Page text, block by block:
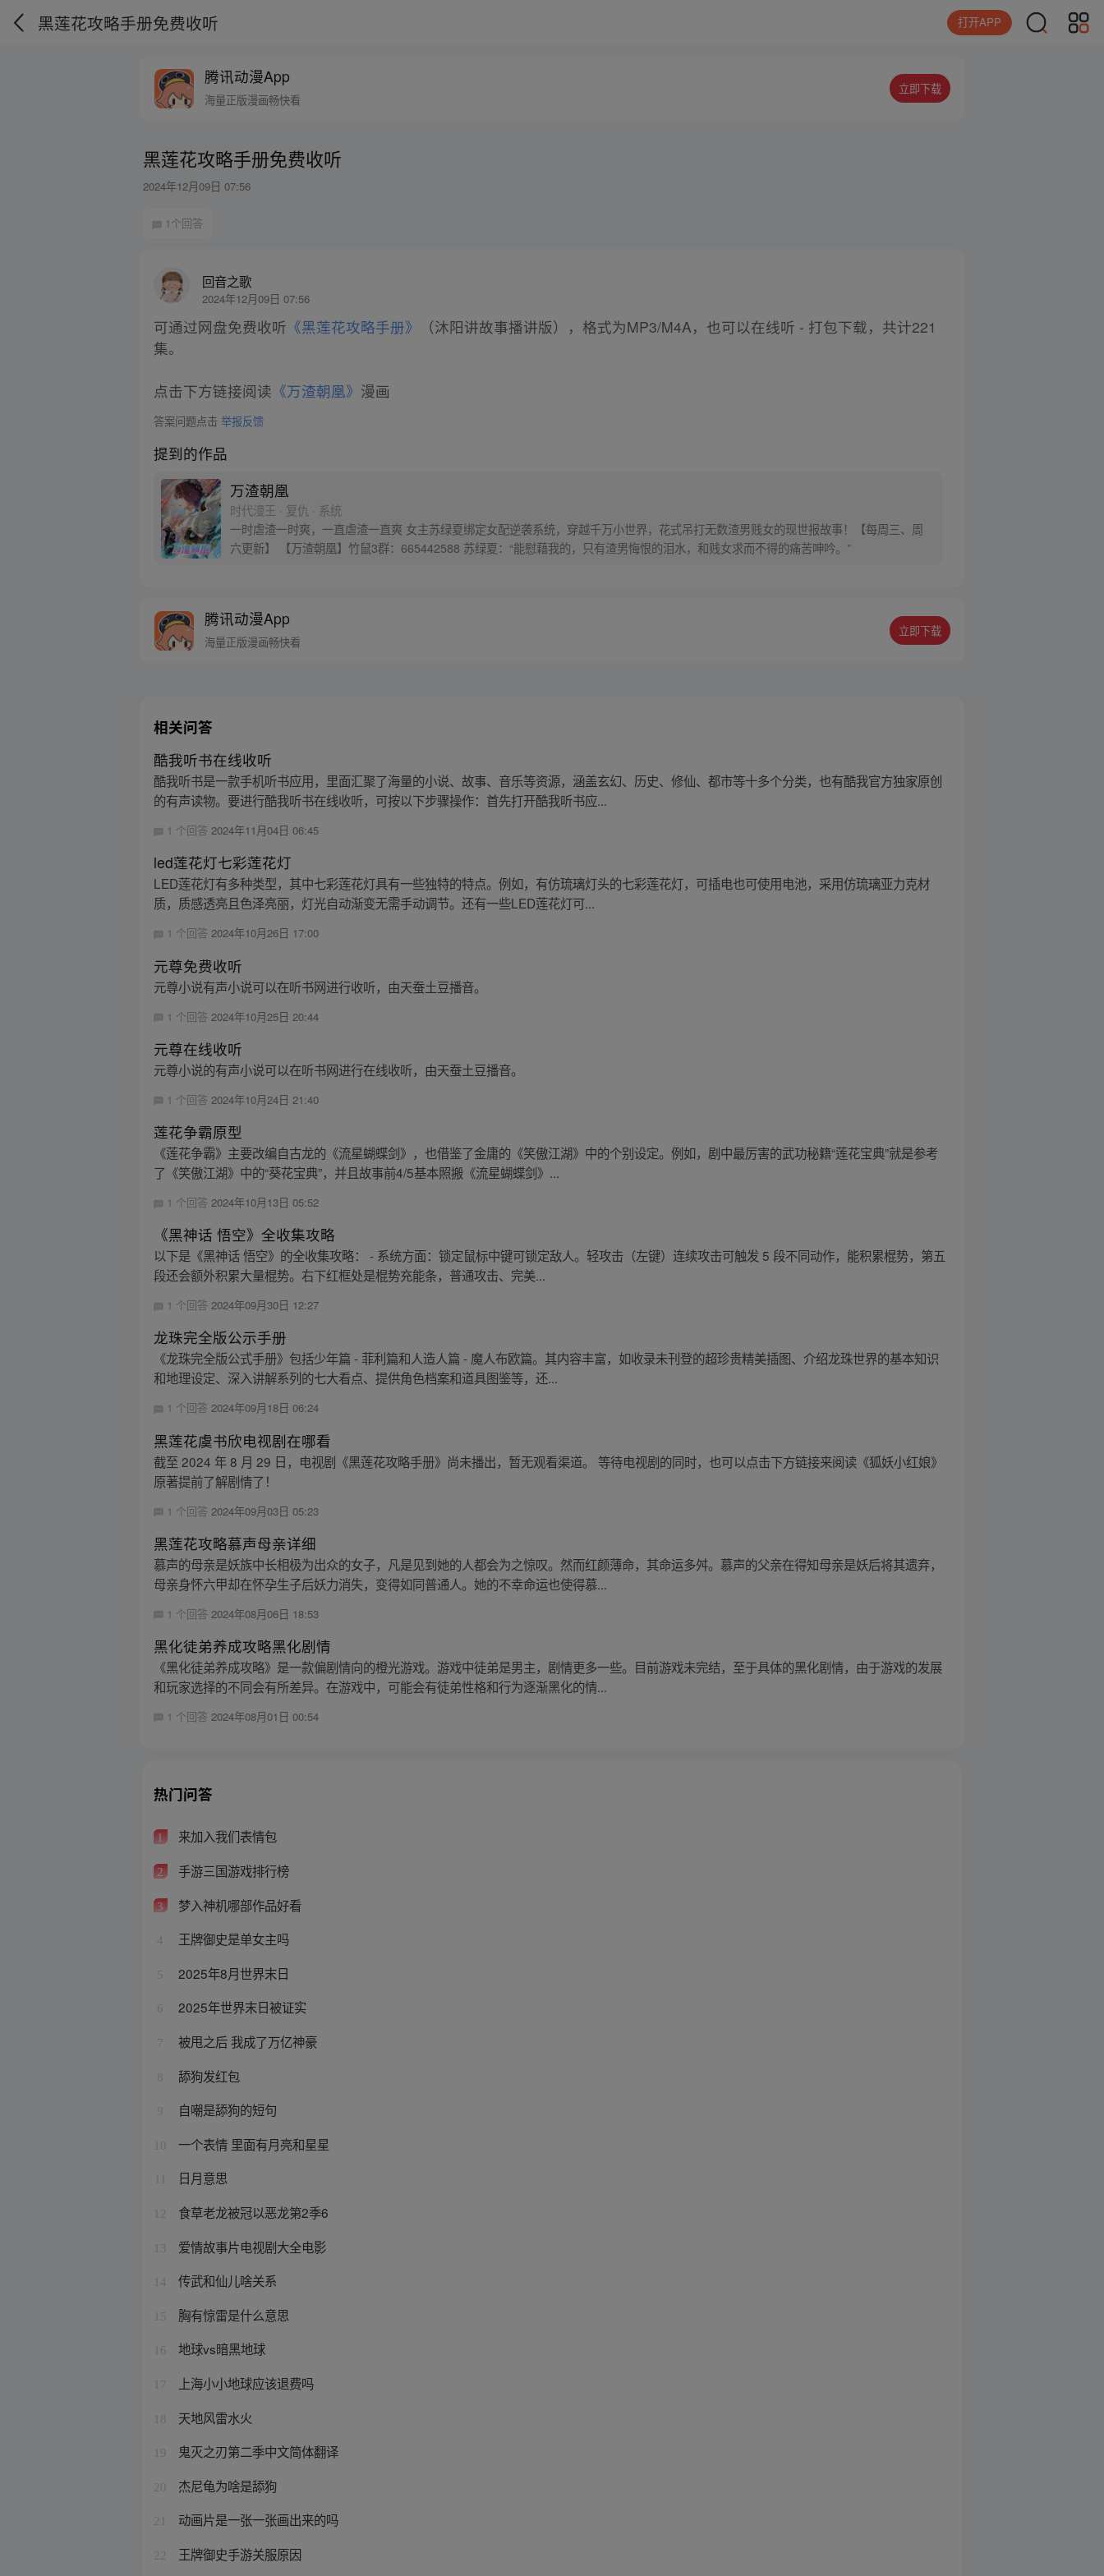
黑莲花攻略手册免费收听 打开APP
腾讯动漫App
海量正版漫画畅快看
立即下载
黑莲花攻略手册免费收听
2024年12月09日 07:56
1个回答
回音之歌
2024年12月09日 07:56
可通过网盘免费收听 《黑莲花攻略手册》
（沐阳讲故事播讲版），格式为MP3/M4A，也可以在线听 - 打包下载，共计221
集。
点击下方链接阅读 《万渣朝凰》 漫画
答案问题点击举报反馈
提到的作品
万渣朝凰
时代漫王 · 复仇 · 系统
一时虐渣一时爽，一直虐渣一直爽 女主苏绿夏绑定女配逆袭系统，穿越千万小世界，花式吊打无数渣男贱女的现世报故事！【每周三、周
六更新】 【万渣朝凰】竹鼠3群：665442588 苏绿夏：“能慰藉我的，只有渣男悔恨的泪水，和贱女求而不得的痛苦呻吟。”
腾讯动漫App
海量正版漫画畅快看
立即下载
相关问答
酷我听书在线收听
酷我听书是一款手机听书应用，里面汇聚了海量的小说、故事、音乐等资源，涵盖玄幻、历史、修仙、都市等十多个分类，也有酷我官方独家原创
的有声读物。要进行酷我听书在线收听，可按以下步骤操作：首先打开酷我听书应...
1 个回答2024年11月04日 06:45
led莲花灯七彩莲花灯
LED莲花灯有多种类型，其中七彩莲花灯具有一些独特的特点。例如，有仿琉璃灯头的七彩莲花灯，可插电也可使用电池，采用仿琉璃亚力克材
质，质感透亮且色泽亮丽，灯光自动渐变无需手动调节。还有一些LED莲花灯可...
1 个回答2024年10月26日 17:00
元尊免费收听
元尊小说有声小说可以在听书网进行收听，由天蚕土豆播音。
1 个回答 2024年10月25日 20:44
元尊在线收听
元尊小说的有声小说可以在听书网进行在线收听，由天蚕土豆播音。
1 个回答 2024年10月24日 21:40
莲花争霸原型
《莲花争霸》主要改编自古龙的《流星蝴蝶剑》，也借鉴了金庸的《笑傲江湖》中的个别设定。例如，剧中最厉害的武功秘籍“莲花宝典”就是参考
了《笑傲江湖》中的“葵花宝典”，并且故事前4/5基本照搬《流星蝴蝶剑》...
1 个回答2024年10月13日 05:52
《黑神话 悟空》全收集攻略
以下是《黑神话 悟空》的全收集攻略： - 系统方面：锁定鼠标中键可锁定敌人。轻攻击（左键）连续攻击可触发 5 段不同动作，能积累棍势，第五
段还会额外积累大量棍势。右下红框处是棍势充能条，普通攻击、完美...
1 个回答2024年09月30日 12:27
龙珠完全版公示手册
《龙珠完全版公式手册》包括少年篇 - 菲利篇和人造人篇 - 魔人布欧篇。其内容丰富，如收录未刊登的超珍贵精美插图、介绍龙珠世界的基本知识
和地理设定、深入讲解系列的七大看点、提供角色档案和道具图鉴等，还...
1 个回答2024年09月18日 06:24
黑莲花虞书欣电视剧在哪看
截至 2024 年 8 月 29 日，电视剧《黑莲花攻略手册》尚未播出，暂无观看渠道。 等待电视剧的同时，也可以点击下方链接来阅读《狐妖小红娘》
原著提前了解剧情了！
1 个回答 2024年09月03日 05:23
黑莲花攻略慕声母亲详细
慕声的母亲是妖族中长相极为出众的女子，凡是见到她的人都会为之惊叹。然而红颜薄命，其命运多舛。慕声的父亲在得知母亲是妖后将其遗弃，
母亲身怀六甲却在怀孕生子后妖力消失，变得如同普通人。她的不幸命运也使得慕...
1 个回答 2024年08月06日 18:53
黑化徒弟养成攻略黑化剧情
《黑化徒弟养成攻略》是一款偏剧情向的橙光游戏。游戏中徒弟是男主，剧情更多一些。目前游戏未完结，至于具体的黑化剧情，由于游戏的发展
和玩家选择的不同会有所差异。在游戏中，可能会有徒弟性格和行为逐渐黑化的情...
1 个回答2024年08月01日 00:54
热门问答
1 来加入我们表情包
2 手游三国游戏排行榜
3 梦入神机哪部作品好看
4 王牌御史是单女主吗
5 2025年8月世界末日
6 2025年世界末日被证实
7 被甩之后 我成了万亿神豪
8 舔狗发红包
9 自嘲是舔狗的短句
10 一个表情 里面有月亮和星星
日月意思
12 食草老龙被冠以恶龙第2季6
13 爱情故事片电视剧大全电影
14 传武和仙儿啥关系
15 胸有惊雷是什么意思
16 地球vs暗黑地球
17 上海小小地球应该退费吗
18 天地风雷水火
19 鬼灭之刃第二季中文简体翻译
20 杰尼龟为啥是舔狗
21 动画片是一张一张画出来的吗
22 王牌御史手游关服原因